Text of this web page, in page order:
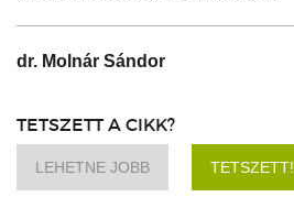
dr. Molnár Sándor
TETSZETT A CIKK?
LEHETNE JOBB TETSZETT!